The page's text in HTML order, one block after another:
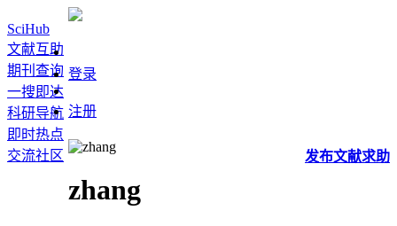
SciHub
文献互助
期刊查询
一搜即达
科研导航
即时热点
交流社区
登录
注册
发布文献求助
zhang